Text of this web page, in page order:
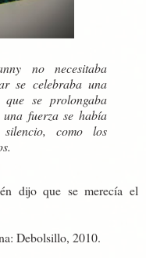
no necesitaba
se celebraba una
se prolongaba
fuerza se había
silencio, como los
dijo que se merecía el
Debolsillo, 2010.